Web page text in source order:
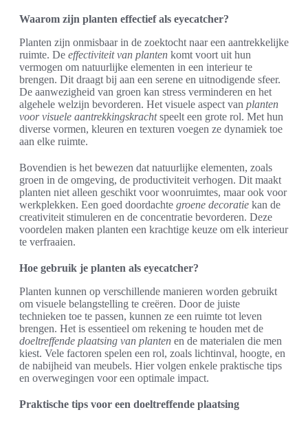
Waarom zijn planten effectief als eyecatcher?
Planten zijn onmisbaar in de zoektocht naar een aantrekkelijke
ruimte. De effectiviteit van planten komt voort uit hun
vermogen om natuurlijke elementen in een interieur te
brengen. Dit draagt bij aan een serene en uitnodigende sfeer.
De aanwezigheid van groen kan stress verminderen en het
algehele welzijn bevorderen. Het visuele aspect van planten
voor visuele aantrekkingskrachtspeelt een grote rol. Met hun
diverse vormen, kleuren en texturen voegen ze dynamiek toe
aan elke ruimte.
Bovendien is het bewezen dat natuurlijke elementen, zoals
groen in de omgeving, de productiviteit verhogen. Dit maakt
planten niet alleen geschikt voor woonruimtes, maar ook voor
werkplekken. Een goed doordachte groene decoratie kan de
creativiteit stimuleren en de concentratie bevorderen. Deze
voordelen maken planten een krachtige keuze om elk interieur
te verfraaien.
Hoe gebruik je planten als eyecatcher?
Planten kunnen op verschillende manieren worden gebruikt
om visuele belangstelling te creëren. Door de juiste
technieken toe te passen, kunnen ze een ruimte tot leven
brengen. Het is essentieel om rekening te houden met de
doeltreffende plaatsing van planten en de materialen die men
kiest. Vele factoren spelen een rol, zoals lichtinval, hoogte, en
de nabijheid van meubels. Hier volgen enkele praktische tips
en overwegingen voor een optimale impact.
Praktische tips voor een doeltreffende plaatsing